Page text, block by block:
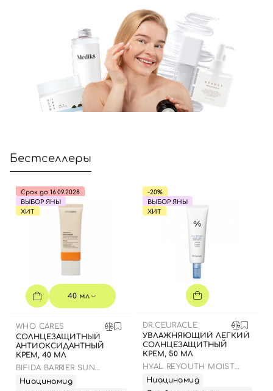
Бестселлеры
Срок до 16.09.2028
ВЫБОР ЯНЫ
ХИТ
40 мл
WHO CARES
СОЛНЦЕЗАЩИТНЫЙ
АНТИОКСИДАНТНЫЙ
КРЕМ, 40 МЛ
BIFIDA BARRIER SUN
CREAM
Ниацинамид
-20%
ВЫБОР ЯНЫ
ХИТ
DR.CEURACLE
УВЛАЖНЯЮЩИЙ ЛЕГКИЙ
СОЛНЦЕЗАЩИТНЫЙ
КРЕМ, 50 МЛ
HYAL REYOUTH MOIST
SUN SPF 50/PA++++
Ниацинамид